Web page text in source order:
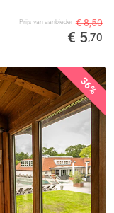
Prijs van aanbieder € 8,50
€ 5,70
36%